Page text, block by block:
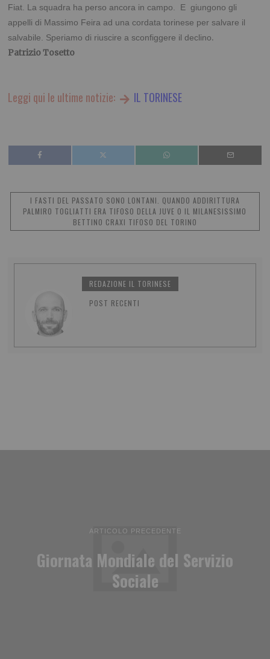
Fiat. La squadra ha perso ancora in campo. E giungono gli
appelli di Massimo Feira ad una cordata torinese per salvare il
salvabile. Speriamo di riuscire a sconfiggere il declino.
Patrizio Tosetto
Leggi qui le ultime notizie: IL TORINESE
I FASTI DEL PASSATO SONO LONTANI. QUANDO ADDIRITTURA
PALMIRO TOGLIATTI ERA TIFOSO DELLA JUVE O IL MILANESISSIMO
BETTINO CRAXI TIFOSO DEL TORINO
REDAZIONE IL TORINESE
POST RECENTI
ARTICOLO PRECEDENTE
Giornata Mondiale del Servizio
Sociale